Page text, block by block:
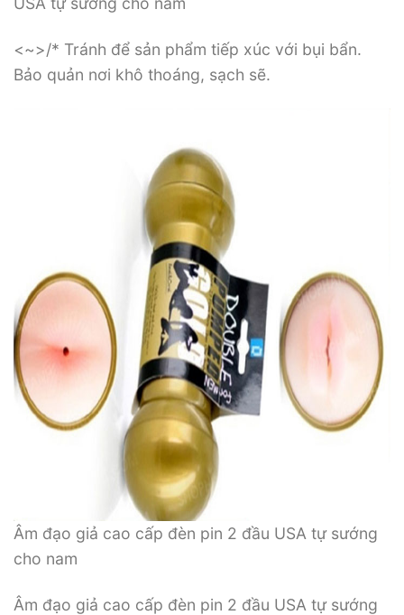
<~>/* Tránh để sản phẩm tiếp xúc với bụi bẩn.
Bảo quản nơi khô thoáng, sạch sẽ.
Âm đạo giả cao cấp đèn pin 2 đầu USA tự sướng
cho nam
Âm đạo giả cao cấp đèn pin 2 đầu USA tự sướng